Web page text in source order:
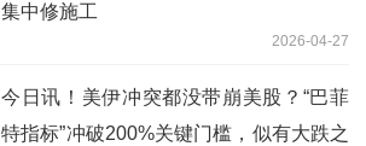
集中修施工
2026-04-27
今日讯！美伊冲突都没带崩美股？“巴菲
特指标”冲破200%关键门槛，似有大跌之